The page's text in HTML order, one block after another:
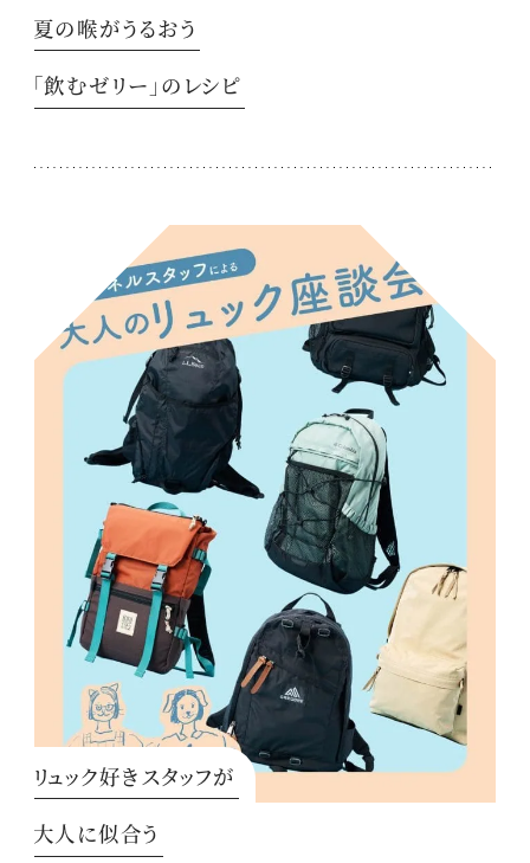
夏の喉がうるおう
「飲むゼリー」のレシピ
リュック好きスタッフが
大人に似合う